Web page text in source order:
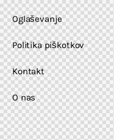
Oglaševanje
Politika piškotkov
Kontakt
O nas